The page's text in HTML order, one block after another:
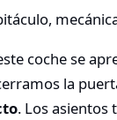
coche se
la
. Los asientos